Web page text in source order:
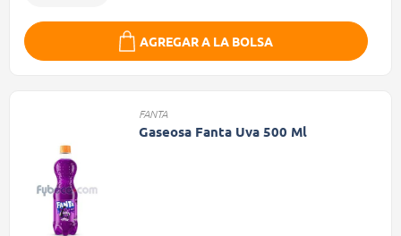
AGREGAR A LA BOLSA
FANTA
Gaseosa Fanta Uva 500 Ml